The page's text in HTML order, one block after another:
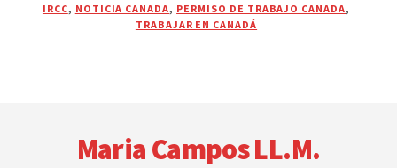
IRCC, NOTICIA CANADA, PERMISO DE TRABAJO CANADA,
TRABAJAR EN CANADÁ
Maria Campos LL.M.